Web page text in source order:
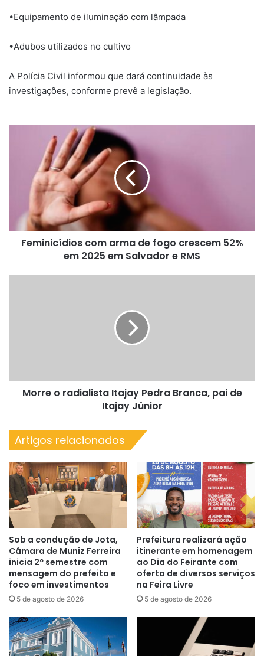
•Equipamento de iluminação com lâmpada
•Adubos utilizados no cultivo
A Polícia Civil informou que dará continuidade às
investigações, conforme prevê a legislação.
crescem
2025
Feminicídios com arma de fogo crescem 52%
em 2025 em Salvador e RMS
Itajay
JúniorMorre o radialista Itajay Pedra Branca, pai de
Itajay Júnior
Artigos relacionados
Sob a condução de Jota,
Câmara de Muniz Ferreira
inicia 2º semestre com
mensagem do prefeito e
foco em investimentos
5 de agosto de 2026
Prefeitura realizará ação
itinerante em homenagem
ao Dia do Feirante com
oferta de diversos serviços
na Feira Livre
5 de agosto de 2026